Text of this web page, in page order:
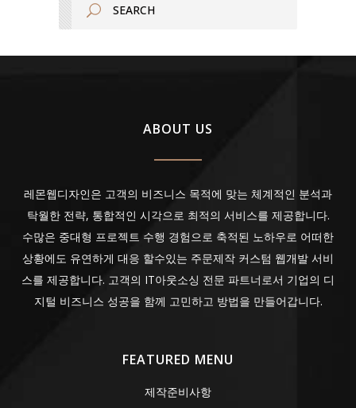
ABOUT US
레몬웹디자인은 고객의 비즈니스 목적에 맞는 체계적인 분석과
탁월한 전략, 통합적인 시각으로 최적의 서비스를 제공합니다.
수많은 중대형 프로젝트 수행 경험으로 축적된 노하우로 어떠한
상황에도 유연하게 대응 할수있는 주문제작 커스텀 웹개발 서비
스를 제공합니다. 고객의 IT아웃소싱 전문 파트너로서 기업의 디
지털 비즈니스 성공을 함께 고민하고 방법을 만들어갑니다.
FEATURED MENU
제작준비사항